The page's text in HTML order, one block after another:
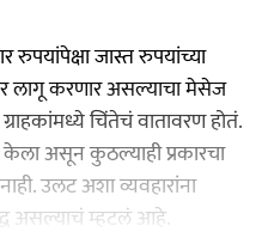
जास्त रुपयांच्या
लागू करणार असल्याचा मेसेज
चिंतेचं वातावरण होतं.
असून कुठल्याही प्रकारचा
उलट अशा व्यवहारांना
असल्याचं म्हटलं आहे.